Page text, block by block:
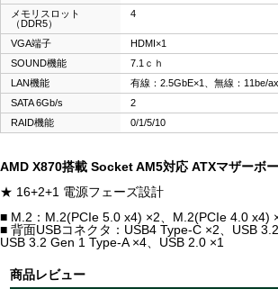
メモリスロット
（DDR5）
4
VGA端子
HDMI×1
SOUND機能
7.1ｃｈ
LAN機能
有線：2.5GbE×1、無線：11be/
SATA 6Gb/s
2
RAID機能
0/1/5/10
AMD X870搭載 Socket AM5対応 ATXマザーボ
★ 16+2+1 電源フェーズ設計
■ M.2：M.2(PCIe 5.0 x4) ×2、M.2(PCIe 4.0 x4)
■ 背面USBコネクタ：USB4 Type-C ×2、USB
USB 3.2 Gen 1 Type-A ×4、USB 2.0 ×1
商品レビュー